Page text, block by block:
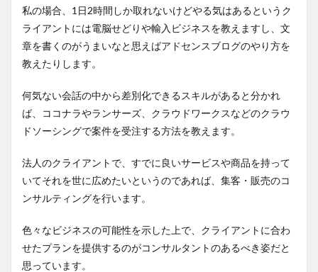
私の場合、1日2時間しか取れないけどやる気はあるというク
ライアントには電脳せどりや輸入ビジネスを教えますし、文
章を書くのがうまいなと思えばアドセンスブログのやり方を
教えたりします。
何気ない会話の中から差別化できるスキルがあると分かれ
ば、ココナラやランサーズ、クラウドワークスなどのクラウ
ドソーシングで案件を受注する方法を教えます。
法人のクライアントで、すでに良いサービスや商品を持って
いてそれを世に広めたいというのであれば、集客・販売のコ
ンサルティングを行います。
色々なビジネスの可能性を示した上で、クライアントに合わ
せたプランを提供するのがコンサルタントのあるべき姿だと
思っています。